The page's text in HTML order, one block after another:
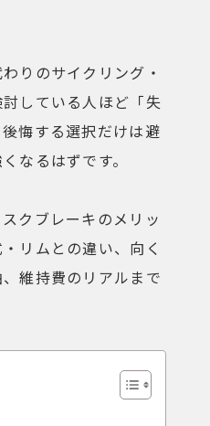
Online Shop
MOVE X
りのサイクリング・
している人ほど「失
悔する選択だけは避
なるはずです。
クブレーキのメリッ
リムとの違い、向く
維持費のリアルまで